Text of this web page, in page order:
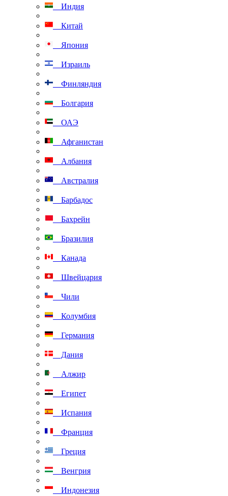
Индия
Китай
Япония
Израиль
Финляндия
Болгария
ОАЭ
Афганистан
Албания
Австралия
Барбадос
Бахрейн
Бразилия
Канада
Швейцария
Чили
Колумбия
Германия
Дания
Алжир
Египет
Испания
Франция
Греция
Венгрия
Индонезия